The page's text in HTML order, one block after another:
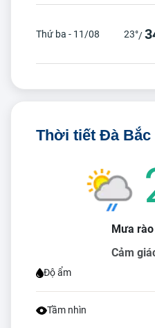
Thứ ba - 11/08 23°/
Thời tiết Đà Bắc
Mưa
Cảm
Độ ẩm
Tầm nhìn